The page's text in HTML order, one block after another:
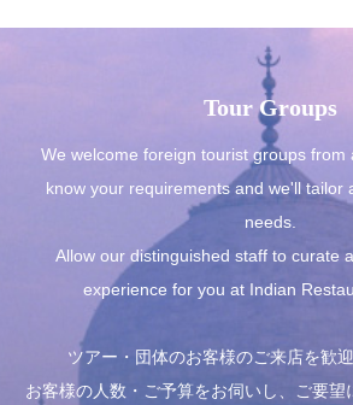
Tour Groups
We welcome foreign tourist groups from
know your requirements and we'll tailor
needs.
Allow our distinguished staff to curate
experience for you at Indian
ツアー・団体のお客様のご来店を歓
お客様の人数・ご予算をお伺いし、ご要